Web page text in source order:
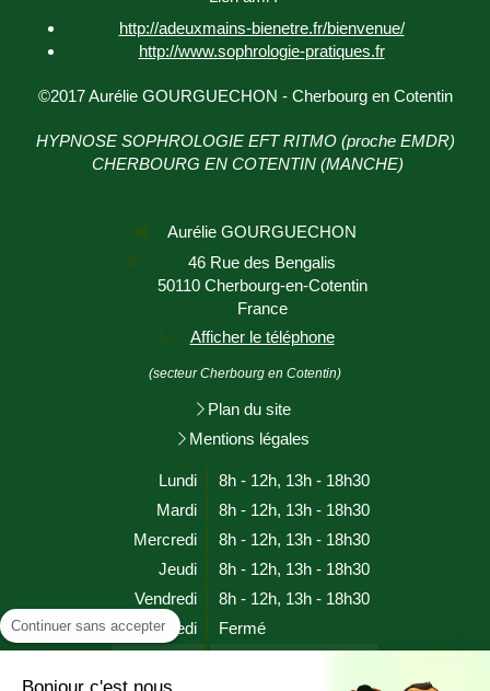
http://adeuxmains-bienetre.fr/bienvenue/
http://www.sophrologie-pratiques.fr
©2017 Aurélie GOURGUECHON - Cherbourg en Cotentin
HYPNOSE SOPHROLOGIE EFT RITMO (proche EMDR)
CHERBOURG EN COTENTIN (MANCHE)
Aurélie GOURGUECHON
46 Rue des Bengalis
50110 Cherbourg-en-Cotentin
France
Afficher le téléphone
(secteur Cherbourg en Cotentin)
Plan du site
Mentions légales
Lundi 8h - 12h, 13h - 18h30
Mardi
8h - 12h, 13h - 18h30
Mercredi
8h - 12h, 13h - 18h30
Jeudi
8h - 12h, 13h - 18h30
Vendredi
8h - 12h, 13h - 18h30
Samedi
Fermé
Continuer sans accepter